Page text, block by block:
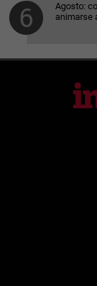
Agosto:
animarse